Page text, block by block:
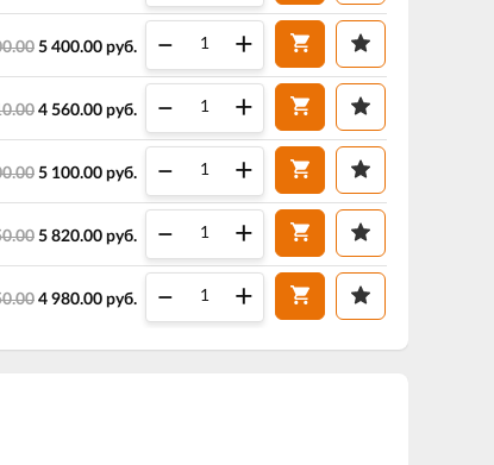
5 400.00 руб. – +
4 560.00 руб. – +
5 100.00 руб. – +
5 820.00 руб. – +
4 980.00 руб. – +